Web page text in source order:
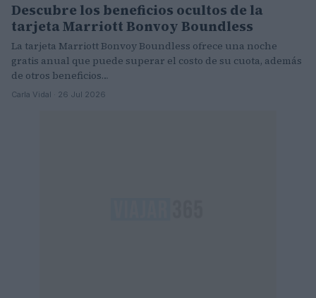
Descubre los beneficios ocultos de la
tarjeta Marriott Bonvoy Boundless
La tarjeta Marriott Bonvoy Boundless ofrece una noche
gratis anual que puede superar el costo de su cuota, además
de otros beneficios…
Carla Vidal · 26 Jul 2026